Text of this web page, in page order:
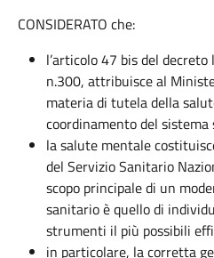
CONSIDERATO che:
l’articolo 47 bis del
n.300, attribuisce al
materia di tutela della
coordinamento del
la salute mentale
del Servizio Sanitario
scopo principale di un
sanitario è quello di
strumenti il più possibili
in particolare, la corretta